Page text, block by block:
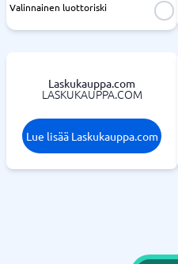
Valinnainen luottoriski
Laskukauppa.com
LASKUKAUPPA.COM
Lue lisää Laskukauppa.com